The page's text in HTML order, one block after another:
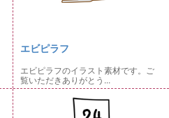
エビピラフ
エビピラフのイラスト素材です。ご
覧いただきありがとう...